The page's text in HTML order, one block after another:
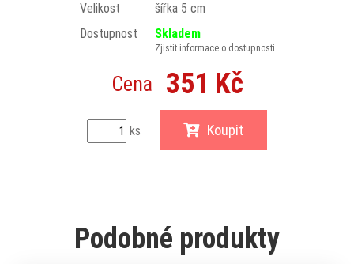
Velikost
šířka 5 cm
Dostupnost
Skladem
Zjistit informace o dostupnosti
Cena 351 Kč
ks Koupit
Podobné produkty